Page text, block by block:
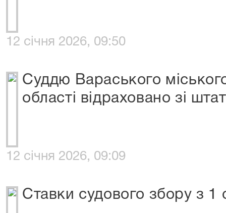
12 січня 2026, 09:50
Суддю Вараського
області відраховано зі
12 січня 2026, 09:09
Ставки судового збору з 1